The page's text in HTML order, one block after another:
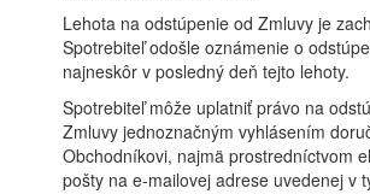
Lehota na odstúpenie od Zmluvy je
Spotrebiteľ odošle oznámenie o
najneskôr v posledný deň tejto lehoty.
Spotrebiteľ môže uplatniť právo na
Zmluvy jednoznačným vyhlásením
Obchodníkovi, najmä prostredníctvom
pošty na e-mailovej adrese uvedenej v